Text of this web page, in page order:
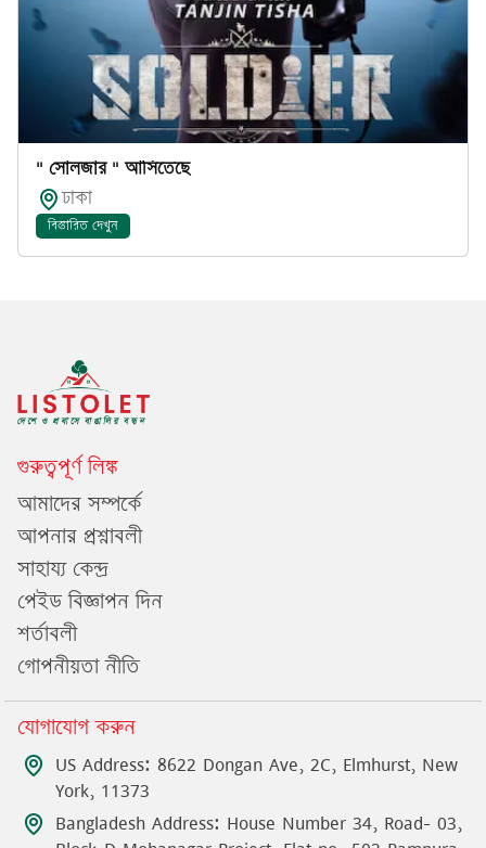
" সোলজার " আসিতেছে
ঢাকা
বিস্তারিত দেখুন
গুরুত্বপূর্ণ লিঙ্ক
আমাদের সম্পর্কে
আপনার প্রশ্নাবলী
সাহায্য কেন্দ্র
পেইড বিজ্ঞাপন দিন
শর্তাবলী
গোপনীয়তা নীতি
যোগাযোগ করুন
US Address: 8622 Dongan Ave, 2C, Elmhurst, New
York, 11373
Bangladesh Address: House Number 34, Road- 03,